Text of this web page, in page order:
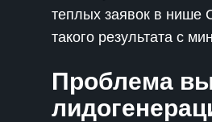
теплых заявок в нише
такого результата с
Проблема